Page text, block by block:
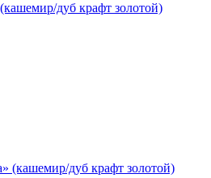
дуб крафт золотой)
(кашемир/дуб крафт золотой)